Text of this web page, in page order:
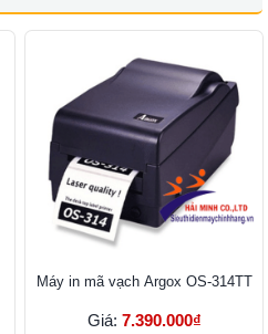
Máy in mã vạch Argox OS-314TT
Giá: 7.390.000₫